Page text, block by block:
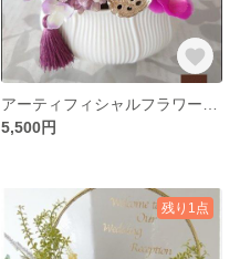
5,500円
残り1点